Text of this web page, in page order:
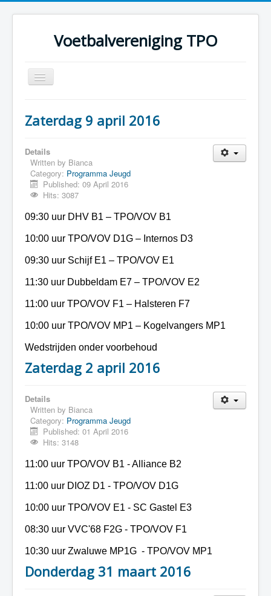
Voetbalvereniging TPO
Toggle
Navigation
Over TPO
Teams
Foto's
Sponsoring
Zaterdag 9 april 2016
Details
Written by Bianca
Category: Programma Jeugd
Published: 09 April 2016
Hits: 3087
09:30 uur DHV B1 – TPO/VOV B1
10:00 uur TPO/VOV D1G – Internos D3
09:30 uur Schijf E1 – TPO/VOV E1
11:30 uur Dubbeldam E7 – TPO/VOV E2
11:00 uur TPO/VOV F1 – Halsteren F7
10:00 uur TPO/VOV MP1 – Kogelvangers MP1
Wedstrijden onder voorbehoud
Zaterdag 2 april 2016
Details
Written by Bianca
Category: Programma Jeugd
Published: 01 April 2016
Hits: 3148
11:00 uur TPO/VOV B1 - Alliance B2
11:00 uur DIOZ D1 - TPO/VOV D1G
10:00 uur TPO/VOV E1 - SC Gastel E3
08:30 uur VVC'68 F2G - TPO/VOV F1
10:30 uur Zwaluwe MP1G - TPO/VOV MP1
Donderdag 31 maart 2016